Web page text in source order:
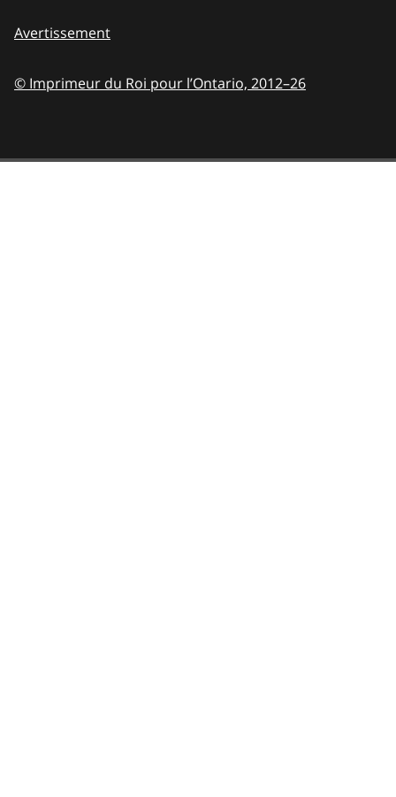
Avertissement
© Imprimeur du Roi pour l’Ontario, 2012–26